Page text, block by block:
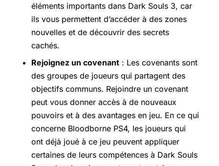
éléments importants dans Dark Souls 3, car
ils vous permettent d’accéder à des zones
nouvelles et de découvrir des secrets
cachés.
Rejoignez un covenant : Les covenants sont
des groupes de joueurs qui partagent des
objectifs communs. Rejoindre un covenant
peut vous donner accès à de nouveaux
pouvoirs et à des avantages en jeu. En ce qui
concerne Bloodborne PS4, les joueurs qui
ont déjà joué à ce jeu peuvent appliquer
certaines de leurs compétences à Dark Souls